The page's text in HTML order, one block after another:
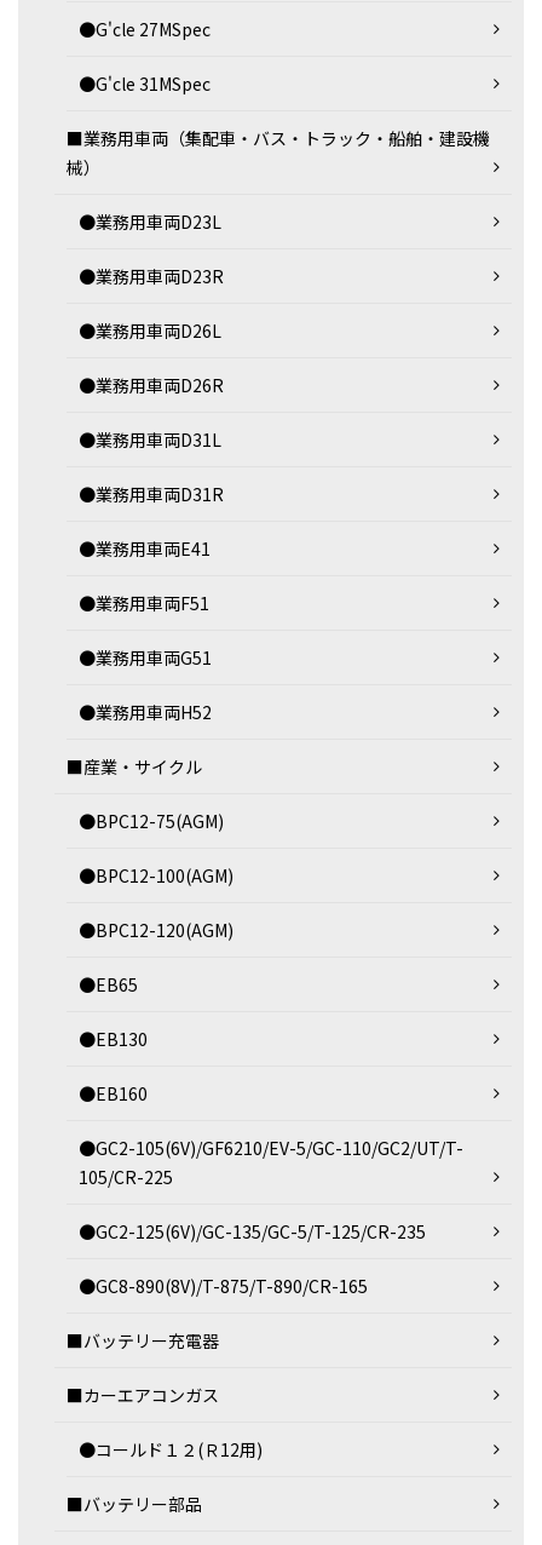
●G'cle 27MSpec
●G'cle 31MSpec
■業務用車両（集配車・バス・トラック・船舶・建設機
械）
●業務用車両D23L
●業務用車両D23R
●業務用車両D26L
●業務用車両D26R
●業務用車両D31L
●業務用車両D31R
●業務用車両E41
●業務用車両F51
●業務用車両G51
●業務用車両H52
■産業・サイクル
●BPC12-75(AGM)
●BPC12-100(AGM)
●BPC12-120(AGM)
●EB65
●EB130
●EB160
●GC2-105(6V)/GF6210/EV-5/GC-110/GC2/UT/T-
105/CR-225
●GC2-125(6V)/GC-135/GC-5/T-125/CR-235
●GC8-890(8V)/T-875/T-890/CR-165
■バッテリー充電器
■カーエアコンガス
●コールド１２(Ｒ12用)
■バッテリー部品